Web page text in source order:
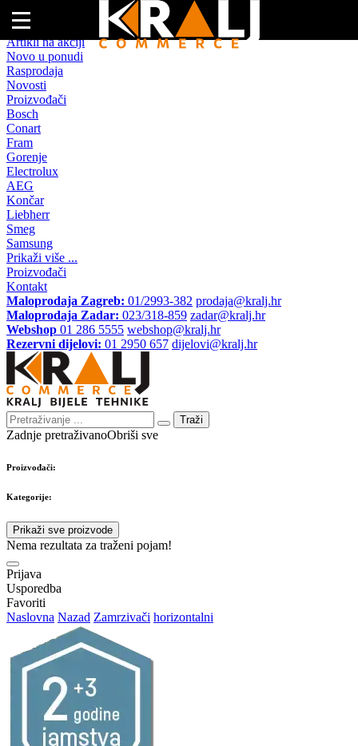
Naslovna
Artikli na akciji
Novo u ponudi
Rasprodaja
Novosti
Proizvođači
Bosch
Conart
Fram
Gorenje
Electrolux
AEG
Končar
Liebherr
Smeg
Samsung
Prikaži više ...
Proizvođači
Kontakt
Maloprodaja Zagreb: 01/2993-382 prodaja@kralj.hr
Maloprodaja Zadar: 023/318-859 zadar@kralj.hr
Webshop 01 286 5555 webshop@kralj.hr
Rezervni dijelovi: 01 2950 657 dijelovi@kralj.hr
Traži
Zadnje pretraživanoObriši sve
Proizvođači:
Kategorije:
Prikaži sve proizvode
Nema rezultata za traženi pojam!
Prijava
Usporedba
Favoriti
Naslovna Nazad Zamrzivači horizontalni